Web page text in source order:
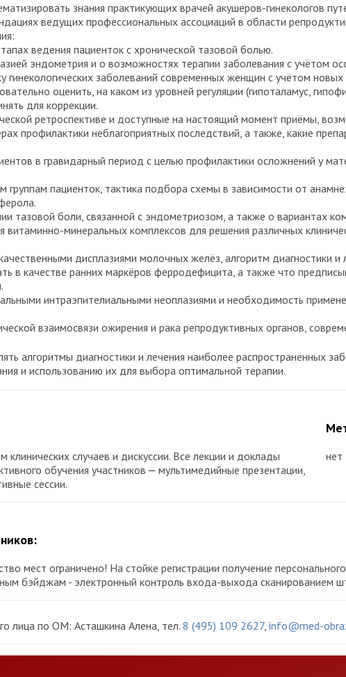
знания практикующих врачей акушеров-гинекологов
ведущих профессиональных ассоциаций в области
ведения пациенток с хронической тазовой болью.
эндометрия и о возможностях терапии заболевания с учётом
гинекологических заболеваний современных женщин с учётом
оценить, на каком из уровней регуляции (гипоталамус,
для коррекции.
ретроспективе и доступные на настоящий момент приёмы,
профилактики неблагоприятных последствий, а также, какие
в гравидарный период с целью профилактики осложнений у
пациенток, тактика подбора схемы в зависимости от
тазовой боли, связанной с эндометриозом, а также о вариантах
минеральных комплексов для решения различных
дисплазиями молочных желёз, алгоритм диагностики и
в качестве ранних маркёров ферродефицита, а также что
интраэпителиальными неоплазиями и необходимость
взаимосвязи ожирения и рака репродуктивных органов,
алгоритмы диагностики и лечения наиболее распространенных
и использованию их для выбора оптимальной терапии.
случаев и дискуссии. Все лекции и доклады
обучения участников ⎼ мультимедийные презентации,
сессии.
нет
мест ограничено! На стойке регистрации получение
бэйджам - электронный контроль входа-выхода сканированием
лица по ОМ: Асташкина Алена, тел. 8 (495) 109 2627, info@med-